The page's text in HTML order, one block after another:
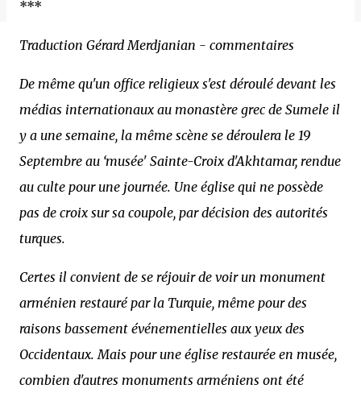
***
Traduction Gérard Merdjanian - commentaires
De même qu'un office religieux s'est déroulé devant les
médias internationaux au monastère grec de Sumele il
y a une semaine, la même scène se déroulera le 19
Septembre au ‘musée' Sainte-Croix d'Akhtamar, rendue
au culte pour une journée. Une église qui ne possède
pas de croix sur sa coupole, par décision des autorités
turques.
Certes il convient de se réjouir de voir un monument
arménien restauré par la Turquie, même pour des
raisons bassement événementielles aux yeux des
Occidentaux. Mais pour une église restaurée en musée,
combien d'autres monuments arméniens ont été